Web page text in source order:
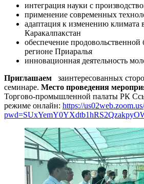
интеграция науки с
применение современных
адаптация к изменению климата
Каракалпакстан
обеспечение продовольственной
регионе Приаралья
инновационная деятельность
Приглашаем
заинтересованных
семинаре. Место проведения
Торгово-промышленной палаты РК
режиме онлайн: https://